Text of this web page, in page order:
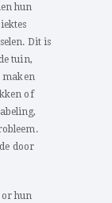
hun
Dit is
tuin,
maken
of
door
hun